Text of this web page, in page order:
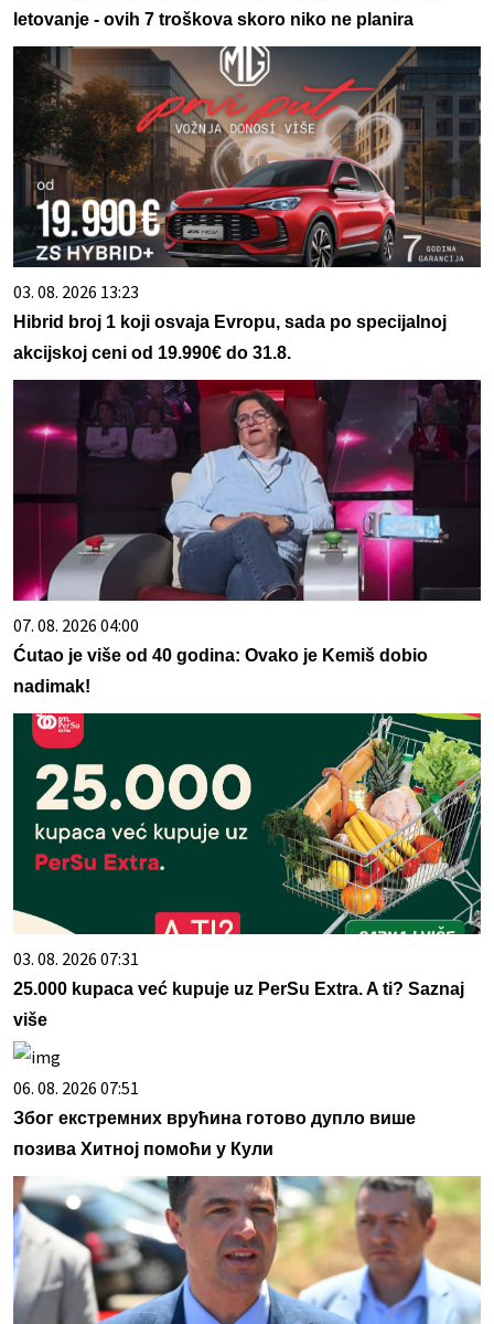
letovanje - ovih 7 troškova skoro niko ne planira
03. 08. 2026 13:23
Hibrid broj 1 koji osvaja Evropu, sada po specijalnoj
akcijskoj ceni od 19.990€ do 31.8.
07. 08. 2026 04:00
Ćutao je više od 40 godina: Ovako je Kemiš dobio
nadimak!
03. 08. 2026 07:31
25.000 kupaca već kupuje uz PerSu Extra. A ti? Saznaj
više
06. 08. 2026 07:51
Због екстремних врућина готово дупло више
позива Хитној помоћи у Кули